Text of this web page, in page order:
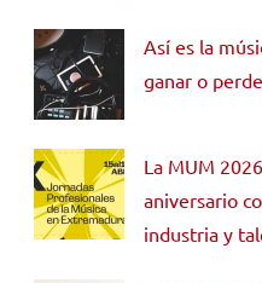
Así es la
ganar o
La MUM
aniversario
industria y